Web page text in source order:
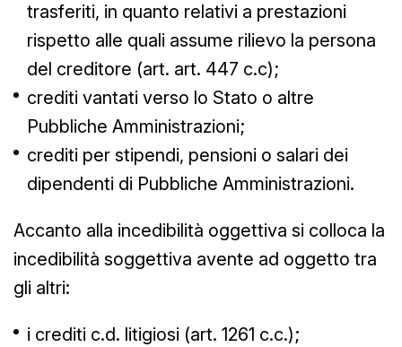
trasferiti, in quanto relativi a prestazioni
rispetto alle quali assume rilievo la persona
del creditore (art. art. 447 c.c);
crediti vantati verso lo Stato o altre
Pubbliche Amministrazioni;
crediti per stipendi, pensioni o salari dei
dipendenti di Pubbliche Amministrazioni.
Accanto alla incedibilità oggettiva si colloca la
incedibilità soggettiva avente ad oggetto tra
gli altri:
i crediti c.d. litigiosi (art. 1261 c.c.);